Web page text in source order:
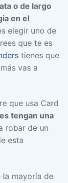
o de largo
en el
elegir uno de
que te es
tienes que
vas a
que usa Card
tengan una
robar de un
esta
la mayoría de